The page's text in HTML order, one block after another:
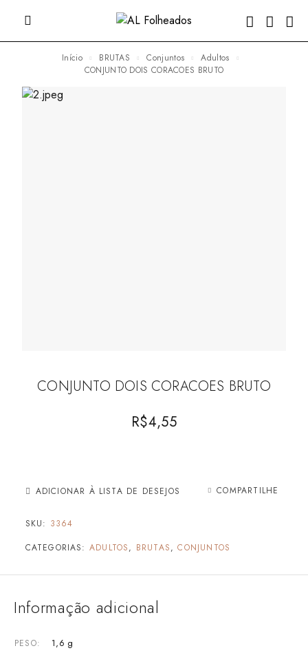
Início BRUTAS Conjuntos
Adultos
CONJUNTO DOIS CORACOES BRUTO
CONJUNTO DOIS CORACOES BRUTO
R$4,55
ADICIONAR À LISTA DE DESEJOS COMPARTILHE
SKU: 3364
CATEGORIAS: ADULTOS, BRUTAS,CONJUNTOS
Informação adicional
PESO 1,6 g